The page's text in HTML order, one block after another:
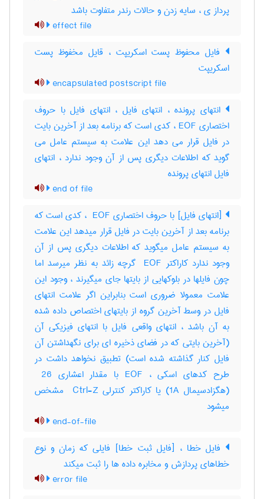
پرداز ی ، سایه زدن و حالات رندر متفاوت باشد
effect file
فایل محفوظ پست اسکریپت ، قایل مخفوظ پست
اسکریپت
encapsulated postscript file
انتهای پرونده ، انتهای فایل ، انتهای فایل با حروف
اختصاری EOF ، کدی است که برنامه بعد از آخرین بایت
در فایل قرار می دهد این علامت به سیستم عامل می
گوید که اطلاعات دیگری پس از آن وجود ندارد ، انتهای
فایل انتهای پرونده
end of file
[انتهای فایل] با حروف اختصاری ‎ EOF ، کدی است که
برنامه بعد از آخرین بایت در فایل قرار میدهد این علامت
به سیستم عامل میگوید که اطلاعات دیگری پس از آن
وجود ندارد کاراکتر ‎ EOF گرچه زائد به نظر میرسد اما
چون فایلها در بلوکهایی از بایتها جای میگیرند ، وجود این
علامت معمولا ضروری است بنابراین اگر علامت انتهای
فایل در وسط آخرین گروه از بایتهای اختصاص داده شده
به آن باشد ، انتهای واقعی فایل با انتهای فیزیکی آن
(آخرین بایتی که در فضای ذخیره ای برای نگهداشتن آن
فایل کنار گذاشته شده است) تطبیق نخواهد داشت در
طرح کدهای اسکی ، ‎EOF با مقدار اعشاری ‎ 26
(هگزادسیمال ‎1A) یا کاراکتر کنترلی ‎ Ctrl-Z مشخص
میشود
end-of-file
فایل خطا ، [فایل ثبت خطا] فایلی که زمان و نوع
خطاهای پردازش و مخابره داده ها را ثبت میکند
error file